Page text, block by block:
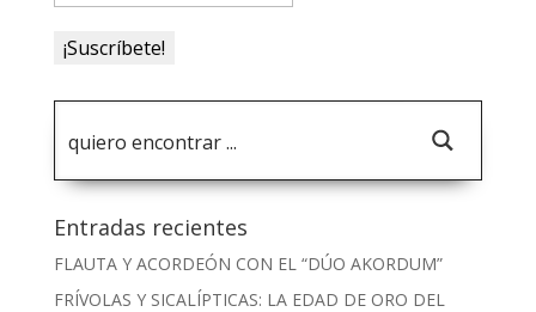
Entradas recientes
FLAUTA Y ACORDEÓN CON EL “DÚO AKORDUM”
FRÍVOLAS Y SICALÍPTICAS: LA EDAD DE ORO DEL